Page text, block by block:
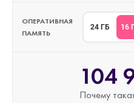
ОПЕРАТИВНАЯ
ПАМЯТЬ
24 ГБ 16
104
Почему